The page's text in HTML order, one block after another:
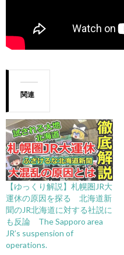
関連
【ゆっくり解説】札幌圏JR大
運休の原因を探る 北海道新
聞のJR北海道に対する社説に
も反論 The Sapporo area
JR’s suspension of
operations.